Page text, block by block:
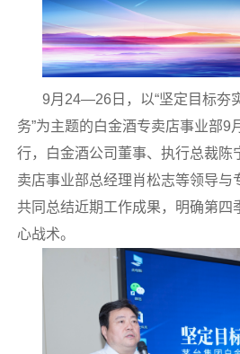
9月24—26日，以“坚定目标夯
务”为主题的白金酒专卖店事业部9
行，白金酒公司董事、执行总裁陈
卖店事业部总经理肖松志等领导与
共同总结近期工作成果，明确第四
心战术。